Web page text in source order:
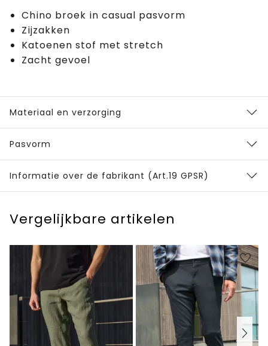
Chino broek in casual pasvorm
Zijzakken
Katoenen stof met stretch
Zacht gevoel
Materiaal en verzorging
Pasvorm
Informatie over de fabrikant (Art.19 GPSR)
Vergelijkbare artikelen